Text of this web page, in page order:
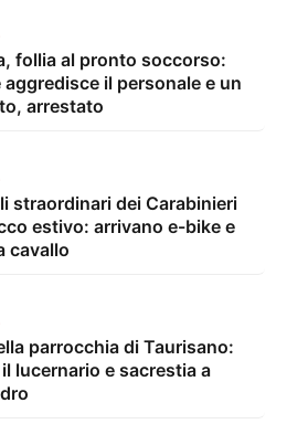
follia al pronto soccorso:
aggredisce il personale e un
arrestato
straordinari dei Carabinieri
estivo: arrivano e-bike e
cavallo
parrocchia di Taurisano:
lucernario e sacrestia a